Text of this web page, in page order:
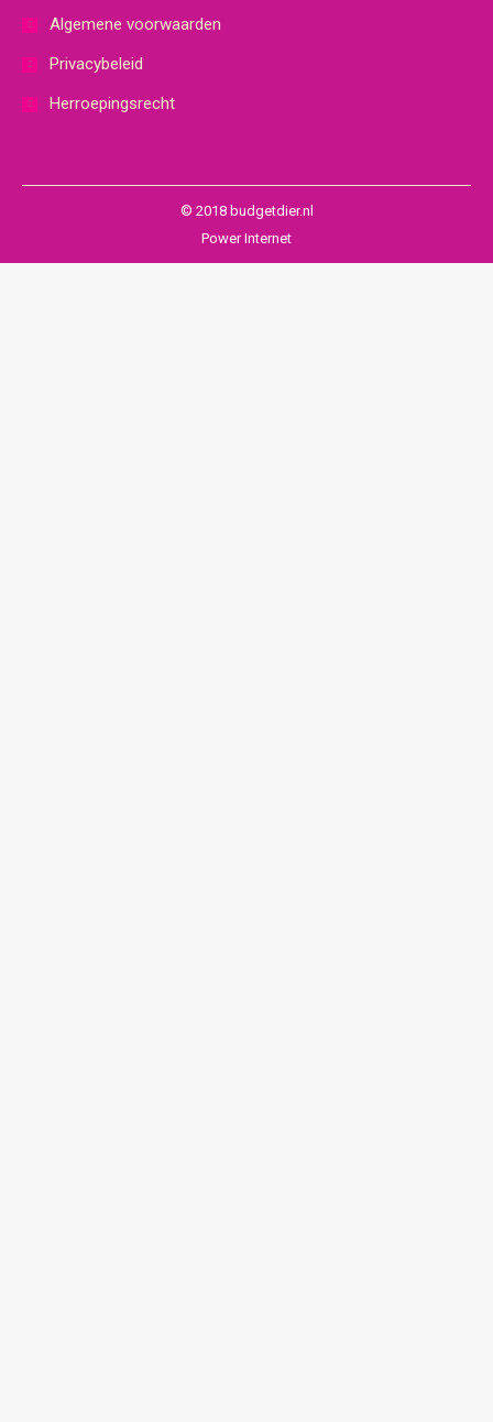
Algemene voorwaarden
Privacybeleid
Herroepingsrecht
© 2018 budgetdier.nl
Power Internet